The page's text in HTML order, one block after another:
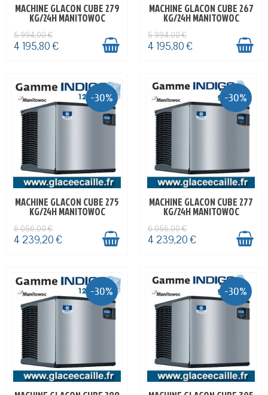
EN STOCK
MACHINE GLACON CUBE 279
KG/24H MANITOWOC
5 994,00 €
4 195,80 €
EN STOCK
MACHINE GLACON CUBE 267
KG/24H MANITOWOC
5 994,00 €
4 195,80 €
-30%
EN STOCK
MACHINE GLACON CUBE 275
KG/24H MANITOWOC
6 056,00 €
4 239,20 €
-30%
EN STOCK
MACHINE GLACON CUBE 277
KG/24H MANITOWOC
6 056,00 €
4 239,20 €
-30% -30%